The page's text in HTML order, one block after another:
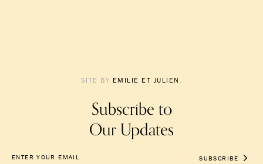
SITE BY EMILIE ET JULIEN .
Subscribe to
Our Updates
SUBSCRIBE